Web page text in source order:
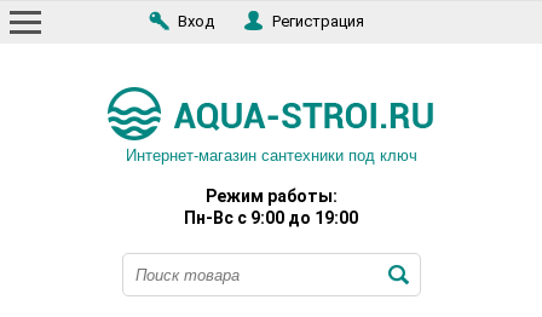
Вход Регистрация
Интернет-магазин сантехники под ключ
Режим работы:
Пн-Вс с 9:00 до 19:00